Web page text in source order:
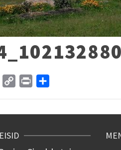
Email
Copy
Print